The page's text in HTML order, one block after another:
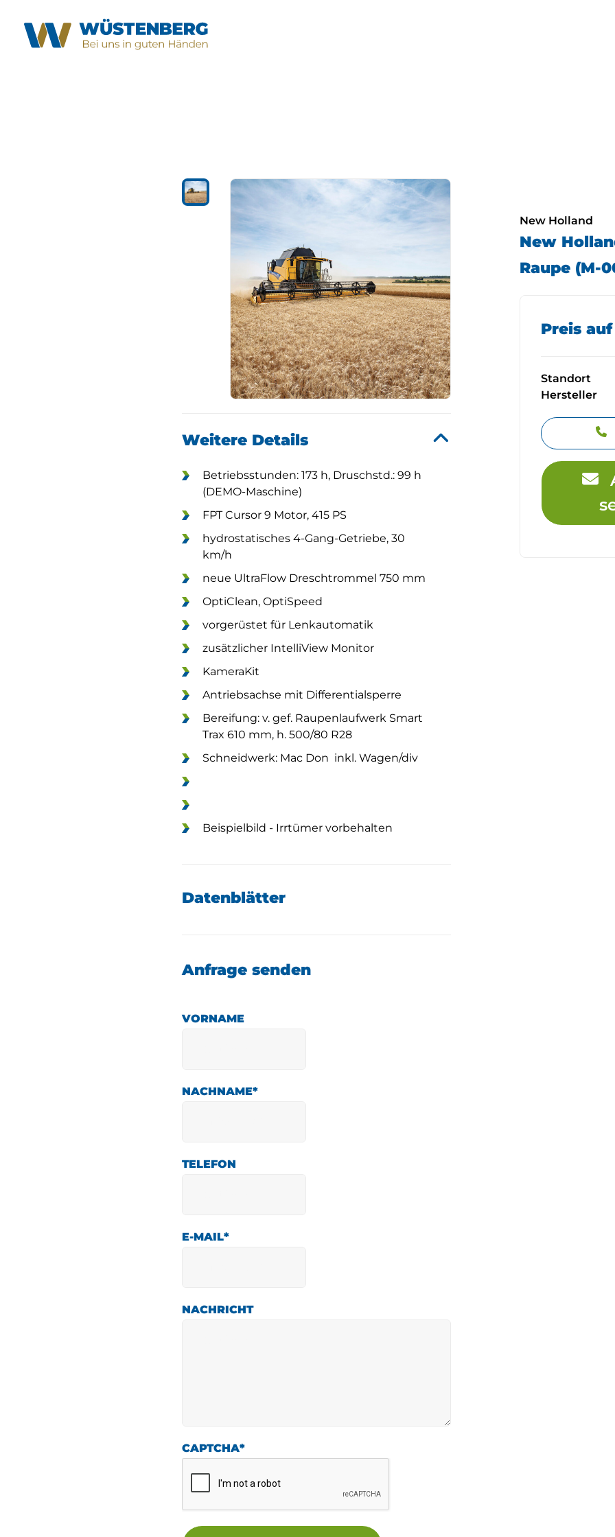
Weitere Details
Betriebsstunden: 173 h, Druschstd.: 99 h
(DEMO-Maschine)
FPT Cursor 9 Motor, 415 PS
hydrostatisches 4-Gang-Getriebe, 30
km/h
neue UltraFlow Dreschtrommel 750 mm
OptiClean, OptiSpeed
vorgerüstet für Lenkautomatik
zusätzlicher IntelliView Monitor
KameraKit
Antriebsachse mit Differentialsperre
Bereifung: v. gef. Raupenlaufwerk Smart
Trax 610 mm, h. 500/80 R28
Schneidwerk: Mac Don inkl. Wagen/div
Beispielbild - Irrtümer vorbehalten
Datenblätter
Anfrage senden
VORNAME
NACHNAME*
TELEFON
E-MAIL*
NACHRICHT
CAPTCHA*
New Holland
New
Raupe (M-
Preis
Standort
Hersteller